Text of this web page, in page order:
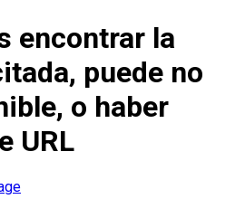
encontrar la
puede no
o haber
URL